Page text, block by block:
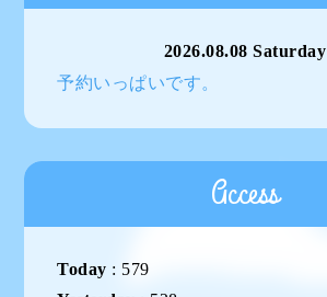
2026.08.08 Saturday
予約いっぱいです。
Access
Today : 579